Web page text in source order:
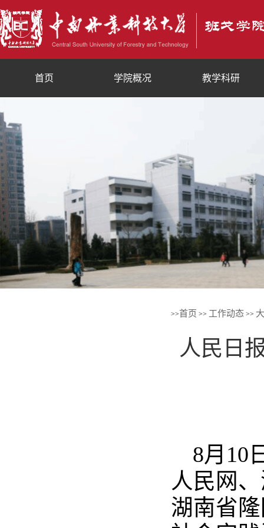
首页 学院概况 教学科研
>>首页 >> 工作动态 >>
人民日
8月10
人民网
湖南省